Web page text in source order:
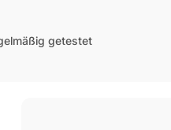
getestet